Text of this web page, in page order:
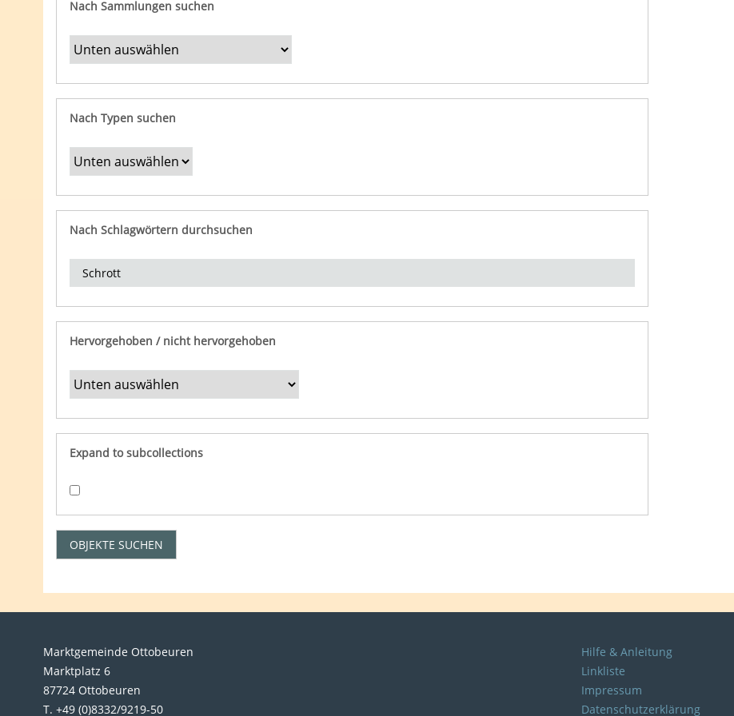
Nach Sammlungen suchen
Nach Typen suchen
Nach Schlagwörtern durchsuchen
Hervorgehoben / nicht hervorgehoben
Expand to subcollections
Marktgemeinde Ottobeuren
Marktplatz 6
87724 Ottobeuren
T. +49 (0)8332/9219-50
Hilfe & Anleitung
Linkliste
Impressum
Datenschutzerklärung